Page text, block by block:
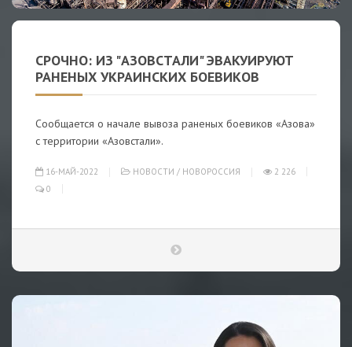
СРОЧНО: ИЗ "АЗОВСТАЛИ" ЭВАКУИРУЮТ
РАНЕНЫХ УКРАИНСКИХ БОЕВИКОВ
Сообщается о начале вывоза раненых боевиков «Азова»
с территории «Азовстали».
16-МАЙ-2022 НОВОСТИ / НОВОРОССИЯ
2 226
0